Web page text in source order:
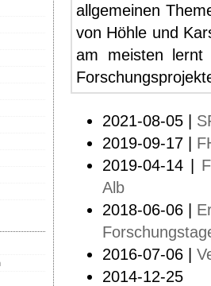
allgemeinen
von Höhle und
am meisten lernt
2021-08-05 |
2019-09-17 |
2019-04-14 |
Alb
2018-06-06 |
2016-07-06 |
2014-12-